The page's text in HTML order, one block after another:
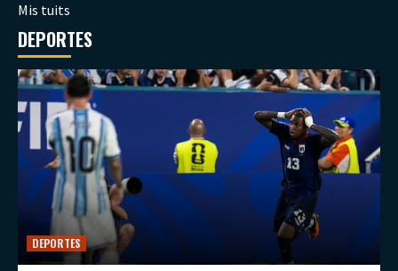
Mis tuits
DEPORTES
DEPORTES